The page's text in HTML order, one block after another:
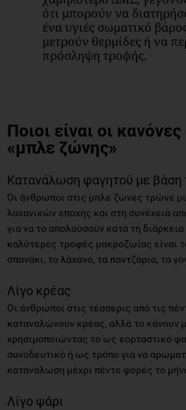
ότι μπορούν να
ένα υγιές σωματικό
μετρούν θερμίδες ή να
πρόσληψη τροφής.
Ποιοι είναι οι
«μπλε ζώνης»
Κατανάλωση φαγητού με βάση
Οι άνθρωποι στις μπλε ζώνες τρώνε
λαχανικών εποχής και στη συνέχεια
για να το απολαύσουν κατά τη
καλύτερες τροφές μακροζωίας είναι
σπανάκι, το λάχανο, τα παντζάρια, τα
Λίγο κρέας
Οι άνθρωποι στις τέσσερις από τις
καταναλώνουν κρέας, αλλά το κάνουν
χρησιμοποιώντας το ως εορταστικό
συνοδευτικό ή ως τρόπο για να
κατανάλωση μέχρι πέντε φορές το
Λίγο ψάρι